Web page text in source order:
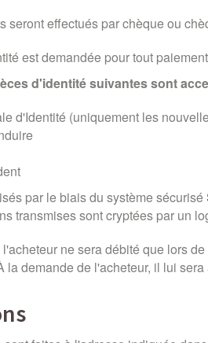
seront effectués par chèque ou
est demandée pour tout
d'identité suivantes sont
d'Identité (uniquement les
par le biais du système sécurisé
transmises sont cryptées par un
ne sera débité que lors
la demande de l'acheteur, il lui